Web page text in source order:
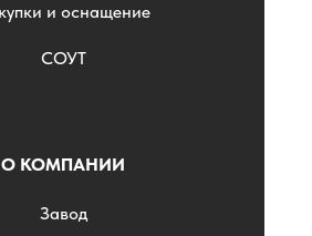
и оснащение
СОУТ
О КОМПАНИИ
Завод